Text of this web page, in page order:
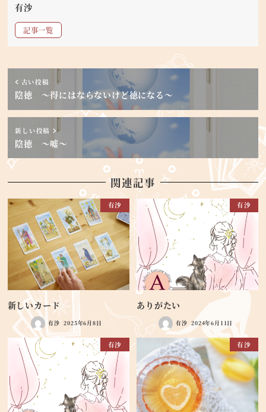
有沙
記事一覧
古い投稿
陰徳 ～得にはならないけど徳になる～
新しい投稿
陰徳 ～嘘～
関連記事
有沙
新しいカード
有沙 2025年6月8日
有沙
ありがたい
有沙 2024年6月11日
有沙 有沙